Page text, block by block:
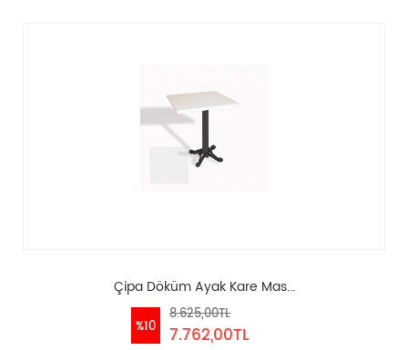
Çipa Döküm Ayak Kare Mas...
%10
8.625,00TL
7.762,00TL